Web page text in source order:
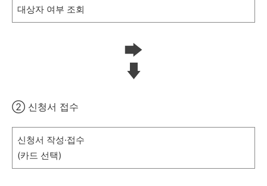
대상자 여부 조회
② 신청서 접수
신청서 작성·접수
(카드 선택)